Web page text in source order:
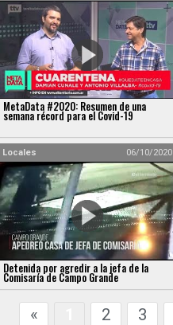
MetaData #2020: Resumen de una
semana récord para el Covid-19
Locales 06/10/2020
Detenida por agredir a la jefa de la
Comisaría de Campo Grande
« 2 3